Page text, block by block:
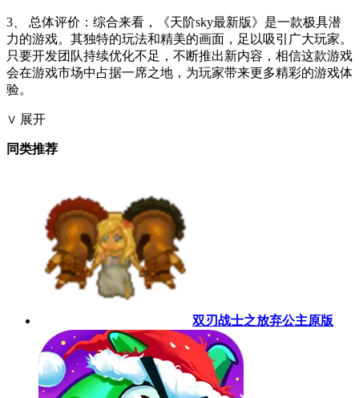
3、 总体评价：综合来看，《天阶sky最新版》是一款极具潜
力的游戏。其独特的玩法和精美的画面，足以吸引广大玩家。
只要开发团队持续优化不足，不断推出新内容，相信这款游戏
会在游戏市场中占据一席之地，为玩家带来更多精彩的游戏体
验。
∨ 展开
同类推荐
双刃战士之放弃公主原版